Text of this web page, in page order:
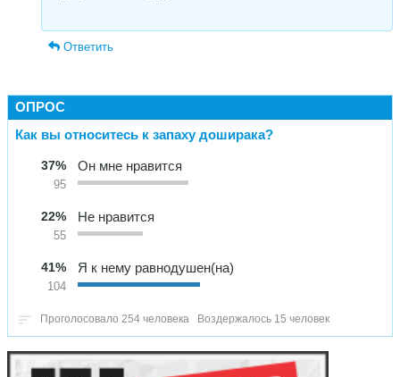
Ответить
ОПРОС
Как вы относитесь к запаху доширака?
37%
95
Он мне нравится
22%
55
Не нравится
41%
104
Я к нему равнодушен(на)
Проголосовало 254 человека Воздержалось 15 человек